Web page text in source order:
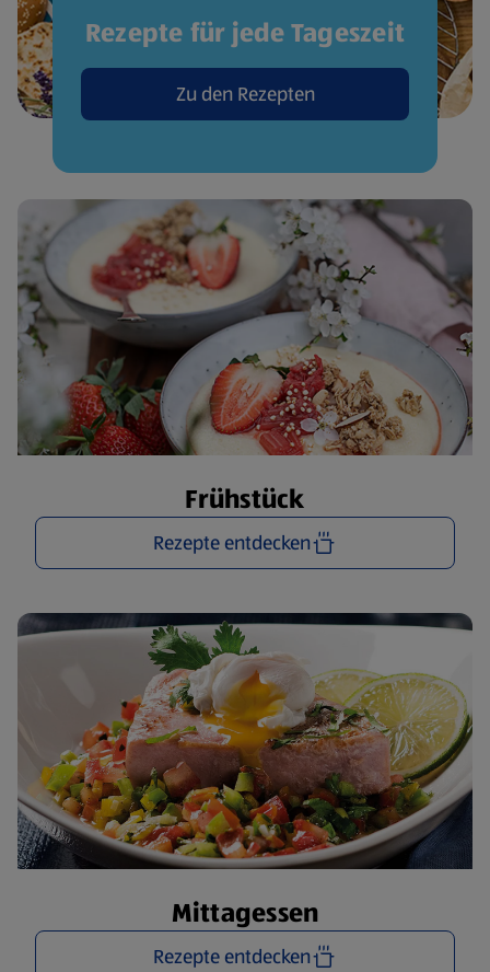
Rezepte für jede Tageszeit
Zu den Rezepten
Frühstück
Rezepte entdecken
Mittagessen
Rezepte entdecken